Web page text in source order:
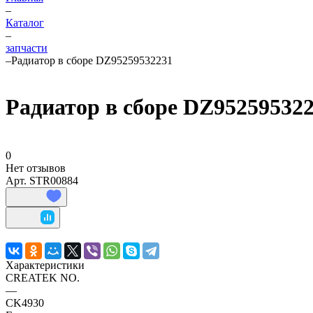
–
Каталог
–
запчасти
–Радиатор в сборе DZ95259532231
Радиатор в сборе
0
Нет отзывов
Арт. STR00884
Характеристики
CREATEK NO.
—
CK4930